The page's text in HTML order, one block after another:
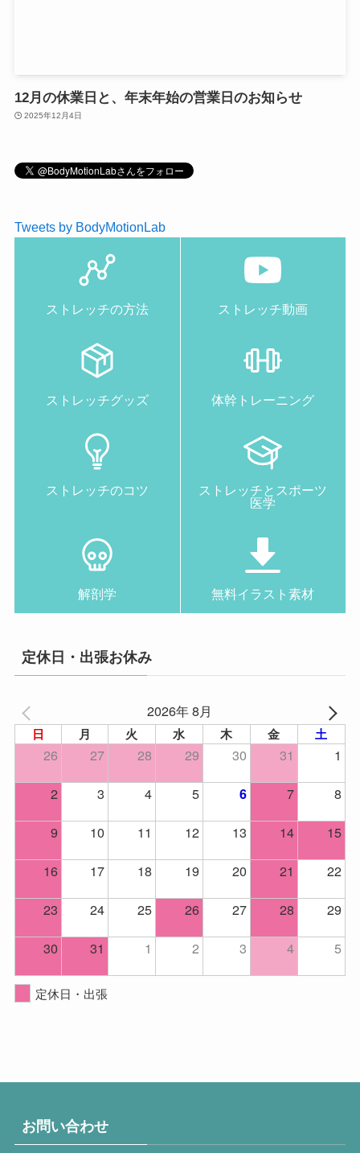
12月の休業日と、年末年始の営業日のお知らせ
2025年12月4日
Tweets by BodyMotionLab
ストレッチの方法 ストレッチ動画
ストレッチグッズ 体幹トレーニング
ストレッチのコツ
ストレッチとスポーツ
医学
解剖学 無料イラスト素材
定休日・出張お休み
2026年 8月
日 月 火 水 木 金 土
26 27 28 29 30 31
1
2
3 4 5 6 7
8
9
10 11 12 13 14
15
16
17 18 19 20 21
22
23
24 25 26 27 28
29
30
31 1 2 3 4 5
定休日・出張
お問い合わせ